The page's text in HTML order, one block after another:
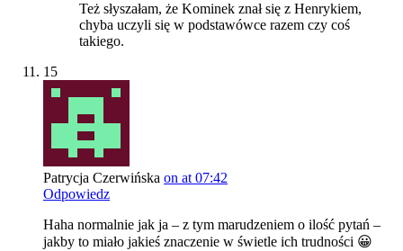
Też słyszałam, że Kominek znał się z Henrykiem,
chyba uczyli się w podstawówce razem czy coś
takiego.
15
Patrycja Czerwińska on at 07:42
Odpowiedz
Haha normalnie jak ja – z tym marudzeniem o ilość pytań –
jakby to miało jakieś znaczenie w świetle ich trudności 😀